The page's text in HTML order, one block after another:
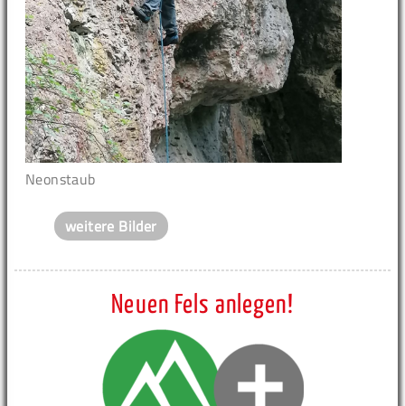
Neonstaub
weitere Bilder
Neuen Fels anlegen!